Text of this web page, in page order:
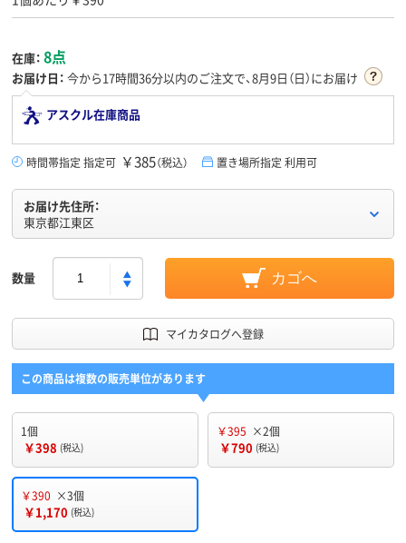
在庫： 8点
お届け日： 今から17時間36分以内のご注文で、8月9日（日）にお届け
アスクル在庫商品
時間帯指定 指定可 ￥385（税込） 置き場所指定 利用可
お届け先住所：
東京都江東区
数量 カゴへ
マイカタログへ登録
この商品は複数の販売単位があります
1個
￥398 (税込)
￥395 ×2個
￥790 (税込)
￥390 ×3個
￥1,170 (税込)